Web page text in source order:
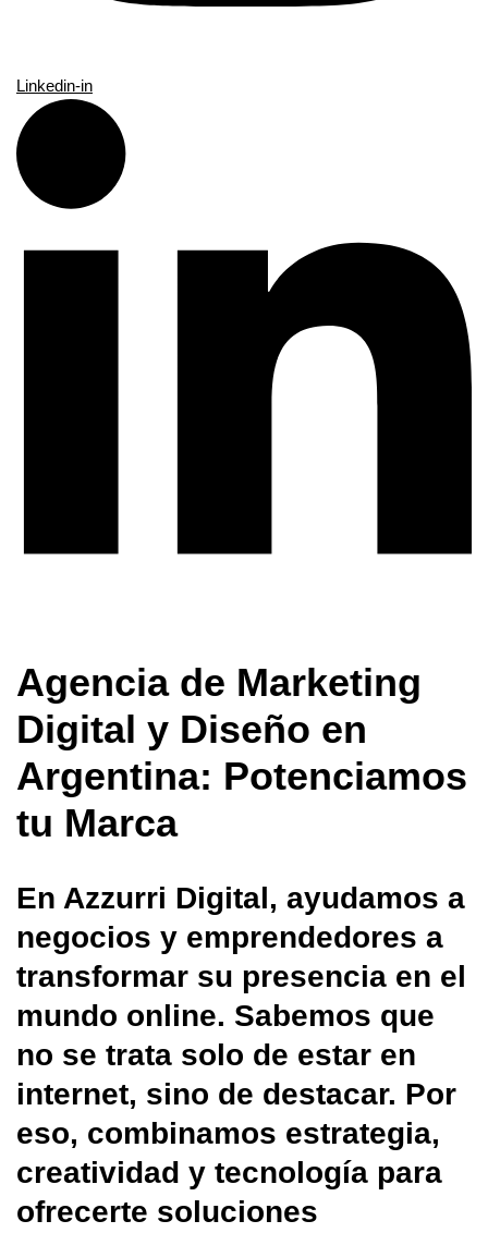
Linkedin-in
Agencia de Marketing
Digital y Diseño en
Argentina: Potenciamos
tu Marca
En Azzurri Digital, ayudamos a
negocios y emprendedores a
transformar su presencia en el
mundo online. Sabemos que
no se trata solo de estar en
internet, sino de destacar. Por
eso, combinamos estrategia,
creatividad y tecnología para
ofrecerte soluciones